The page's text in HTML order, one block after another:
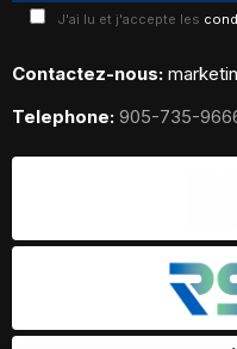
J'ai lu et j'accepte les
Contactez-nous:
Telephone: 905-735-